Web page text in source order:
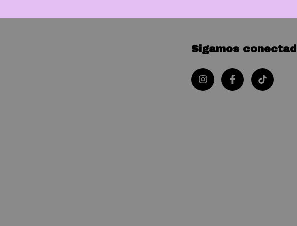
Sigamos